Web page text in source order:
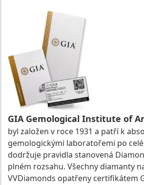
GIA Gemological Institute of
byl založen v roce 1931 a patří k
gemologickými laboratořemi po
dodržuje pravidla stanovená
plném rozsahu. Všechny diamanty
VVDiamonds opatřeny certifikátem